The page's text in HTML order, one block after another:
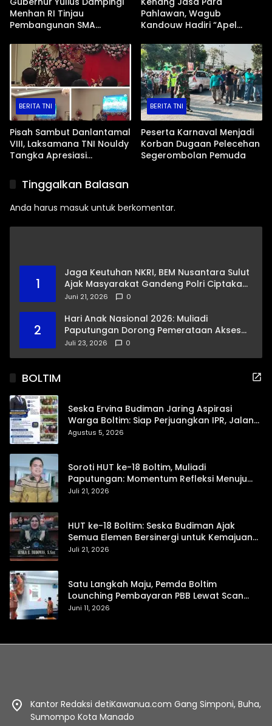
Menhan RI Tinjau
Pembangunan SMA
Nusantara, Tahun 2026
Target Beroperasi
Pahlawan, Wagub
Kandouw Hadiri “Apel
Renungan Suci”
BERITA TNI
Pisah Sambut Danlantamal
VIII, Laksamana TNI Nouldy
Tangka Apresiasi
BERITA TNI
Peserta Karnaval Menjadi
Korban Dugaan Pelecehan
Segerombolan Pemuda
Tinggalkan Balasan
Anda harus masuk untuk berkomentar.
1
Jaga Keutuhan NKRI, BEM Nusantara Sulut
Ajak Masyarakat Gandeng Polri Ciptakan
Kamtibmas Kondusif
Juni 21, 2026 0
2
Hari Anak Nasional 2026: Muliadi
Paputungan Dorong Pemerataan Akses
Pendidikan dan Proteksi Digital Anak Sulut
Juli 23, 2026 0
BOLTIM
Seska Ervina Budiman Jaring Aspirasi
Warga Boltim: Siap Perjuangkan IPR, Jalan
Trans, hingga Pemasaran UMKM
Agustus 5, 2026
Soroti HUT ke-18 Boltim, Muliadi
Paputungan: Momentum Refleksi Menuju
Daerah Mandiri dan Berdaya Saing
Juli 21, 2026
HUT ke-18 Boltim: Seska Budiman Ajak
Semua Elemen Bersinergi untuk Kemajuan
Daerah
Juli 21, 2026
Satu Langkah Maju, Pemda Boltim
Lounching Pembayaran PBB Lewat Scan
Qris
Juni 11, 2026
Kantor Redaksi detiKawanua.com Gang Simponi, Buha,
Sumompo Kota Manado